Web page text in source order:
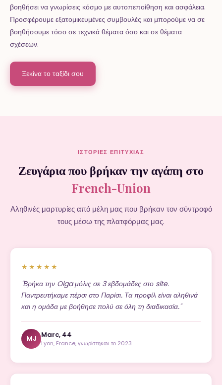
βοηθήσει να γνωρίσεις κόσμο με αυτοπεποίθηση και ασφάλεια.
Προσφέρουμε εξατομικευμένες συμβουλές και μπορούμε να σε
βοηθήσουμε τόσο σε τεχνικά θέματα όσο και σε θέματα
σχέσεων.
Ξεκίνα το ταξίδι σου
ΙΣΤΟΡΊΕΣ ΕΠΙΤΥΧΊΑΣ
Ζευγάρια που βρήκαν την αγάπη στο
French-Union
Αληθινές μαρτυρίες από μέλη μας που βρήκαν τον σύντροφό
τους μέσω της πλατφόρμας μας.
★★★★★
"Βρήκα την Olga μόλις σε 3 εβδομάδες στο site.
Παντρευτήκαμε πέρσι στο Παρίσι. Τα προφίλ είναι αληθινά
και η ομάδα με βοήθησε πολύ σε όλη τη διαδικασία."
MJ Marc, 44
Lyon, France, γνωρίστηκαν το 2023